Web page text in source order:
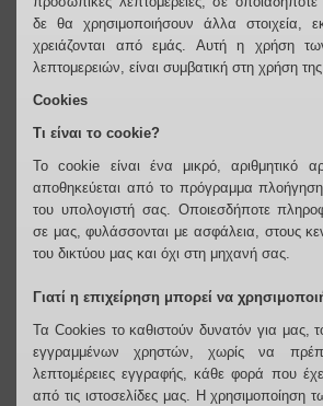
δε θα χρησιμοποιήσουν άλλα στοιχεία,
χρειάζονται από εμάς. Αυτή η χρήση
λεπτομερειών, είναι συμβατική στη χρήση
Cookies
Τι είναι το cookie?
Το cookie είναι ένα μικρό, αριθμητικό
αποθηκεύεται από το πρόγραμμα
του υπολογιστή σας. Οποιεσδήποτε
σε μας, φυλάσσονται με ασφάλεια, στους
του δικτύου μας και όχι στη μηχανή σας.
Γιατί η επιχείρηση μπορεί να
Τα Cookies το καθιστούν δυνατόν για μας,
εγγραμμένων χρηστών, χωρίς να
λεπτομέρειες εγγραφής, κάθε φορά που
από τις ιστοσελίδες μας. Η χρησιμοποίηση